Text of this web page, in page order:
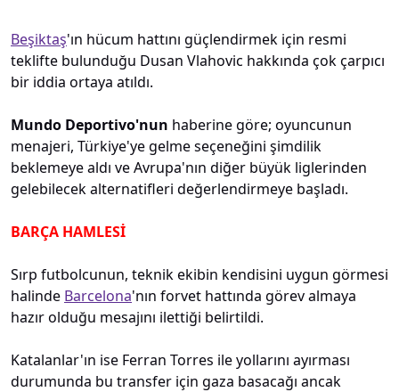
Beşiktaş'ın hücum hattını güçlendirmek için resmi
teklifte bulunduğu Dusan Vlahovic hakkında çok çarpıcı
bir iddia ortaya atıldı.
Mundo Deportivo'nun haberine göre; oyuncunun
menajeri, Türkiye'ye gelme seçeneğini şimdilik
beklemeye aldı ve Avrupa'nın diğer büyük liglerinden
gelebilecek alternatifleri değerlendirmeye başladı.
BARÇA HAMLESİ
Sırp futbolcunun, teknik ekibin kendisini uygun görmesi
halinde Barcelona'nın forvet hattında görev almaya
hazır olduğu mesajını ilettiği belirtildi.
Katalanlar'ın ise Ferran Torres ile yollarını ayırması
durumunda bu transfer için gaza basacağı ancak